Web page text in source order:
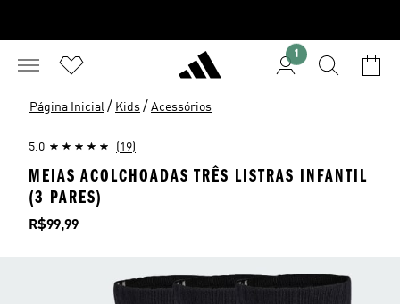
1
Página Inicial / Kids / Acessórios
5.0 (19)
MEIAS ACOLCHOADAS TRÊS LISTRAS INFANTIL
(3 PARES)
Preço
R$99,99